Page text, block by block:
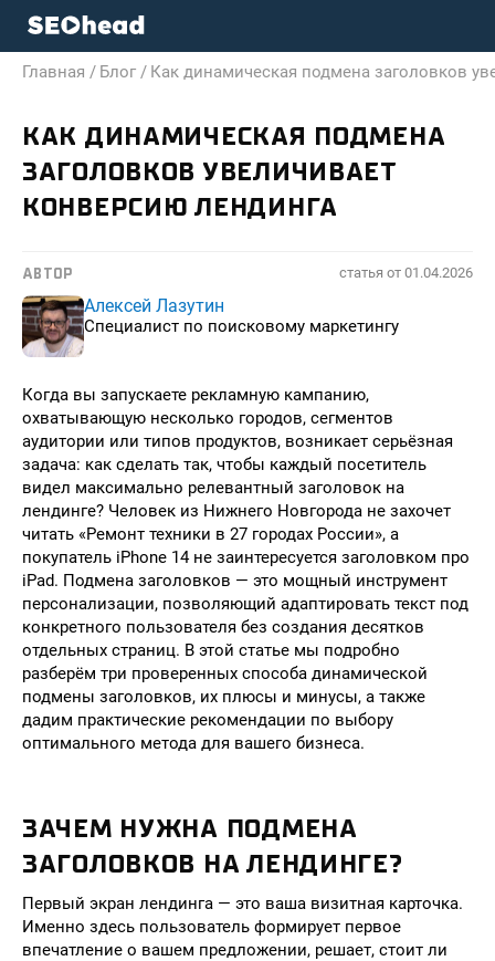
Главная / Блог / Как динамическая подмена заголовков
КАК ДИНАМИЧЕСКАЯ ПОДМЕНА
ЗАГОЛОВКОВ УВЕЛИЧИВАЕТ
КОНВЕРСИЮ ЛЕНДИНГА
АВТОР статья от 01.04.2026
Алексей Лазутин
Специалист по поисковому маркетингу
Когда вы запускаете рекламную кампанию,
охватывающую несколько городов, сегментов
аудитории или типов продуктов, возникает серьёзная
задача: как сделать так, чтобы каждый посетитель
видел максимально релевантный заголовок на
лендинге? Человек из Нижнего Новгорода не захочет
читать «Ремонт техники в 27 городах России», а
покупатель iPhone 14 не заинтересуется заголовком про
iPad. Подмена заголовков — это мощный инструмент
персонализации, позволяющий адаптировать текст под
конкретного пользователя без создания десятков
отдельных страниц. В этой статье мы подробно
разберём три проверенных способа динамической
подмены заголовков, их плюсы и минусы, а также
дадим практические рекомендации по выбору
оптимального метода для вашего бизнеса.
ЗАЧЕМ НУЖНА ПОДМЕНА
ЗАГОЛОВКОВ НА ЛЕНДИНГЕ?
Первый экран лендинга — это ваша визитная карточка.
Именно здесь пользователь формирует первое
впечатление о вашем предложении, решает, стоит ли